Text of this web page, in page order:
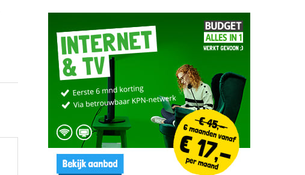
Leiden: een stad van kennis en
9 januari 2025
Wat kun je doen als
Leiden?
12 september 2024